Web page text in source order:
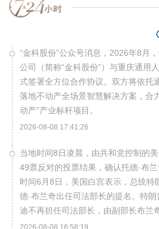
“金科股份”公众号消息，2026年8月
公司（简称“金科股份”）与重庆通用
式签署全方位合作协议。双方将依托
落地不动产全场景智慧解决方案，合
动产”产业标杆项目。
2026-08-08 17:41:26
当地时间8日凌晨，由共和党控制的
49票反对的投票结果，确认托德·布
时间6月8日，美国白宫表示，总统特
德·布兰奇出任司法部长的提名。特
迪不再担任司法部长，由副部长布兰
2026-08-08 16:58:19